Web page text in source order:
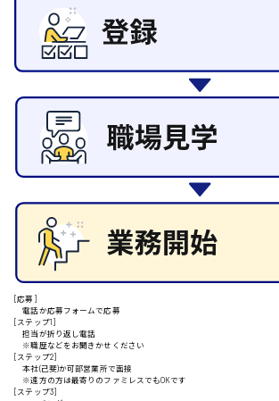
その他の専門職
施設管理・整備
清掃
配送・ドライバー
山県郡
安芸太田町
安芸郡
山口県
日給9000円～
[応募]
電話か応募フォームで応募
[ステップ1]
担当が折り返し電話
※職歴などをお聞きかせください
[ステップ2]
本社(己斐)か可部営業所で面接
※遠方の方は最寄りのファミレスでもOKです
[ステップ3]